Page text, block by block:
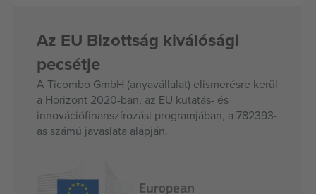
Az EU Bizottság kiválósági
pecsétje
A Ticombo GmbH (anyavállalat) elismerésre kerül
a Horizont 2020-ban, az EU kutatás- és
innovációfinanszírozási programjában, a 782393-
as számú javaslata alapján.